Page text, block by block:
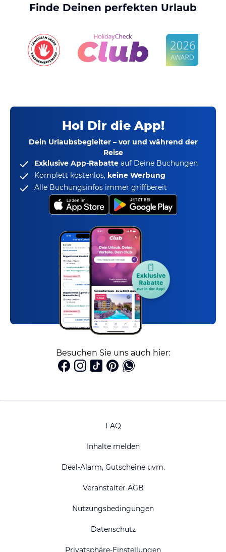
Finde Deinen perfekten Urlaub
Hol Dir die App!
Dein Urlaubsbegleiter – vor und während der
Reise
Exklusive App-Rabatte auf Deine Buchungen
Komplett kostenlos, keine Werbung
Alle Buchungsinfos immer griffbereit
Besuchen Sie uns auch hier:
FAQ
Inhalte melden
Deal-Alarm, Gutscheine uvm.
Veranstalter AGB
Nutzungsbedingungen
Datenschutz
Privatsphäre-Einstellungen